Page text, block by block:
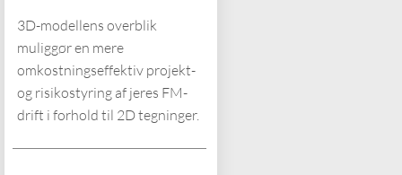
3D-modellens overblik
muliggør en mere
omkostningseffektiv projekt-
og risikostyring af jeres FM-
drift i forhold til 2D tegninger.